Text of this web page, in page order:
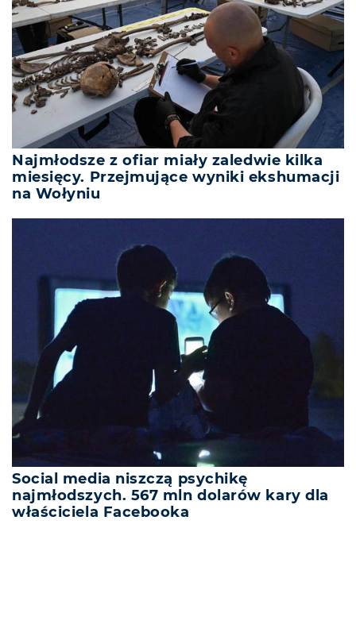
Najmłodsze z ofiar miały zaledwie kilka
miesięcy. Przejmujące wyniki ekshumacji
na Wołyniu
Social media niszczą psychikę
najmłodszych. 567 mln dolarów kary dla
właściciela Facebooka